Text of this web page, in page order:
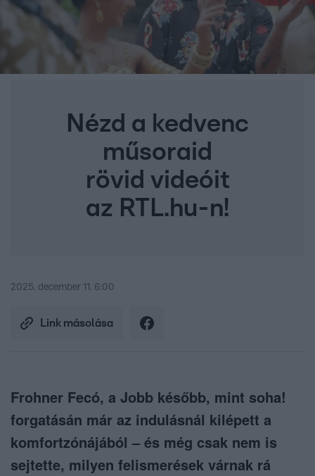
Nézd a kedvenc
műsoraid
rövid videóit
az RTL.hu-n!
2025. december 11. 6:00
Link másolása
Frohner Fecó, a Jobb később, mint soha!
forgatásán már az indulásnál kilépett a
komfortzónájából – és még csak nem is
sejtette, milyen felismerések várnak rá